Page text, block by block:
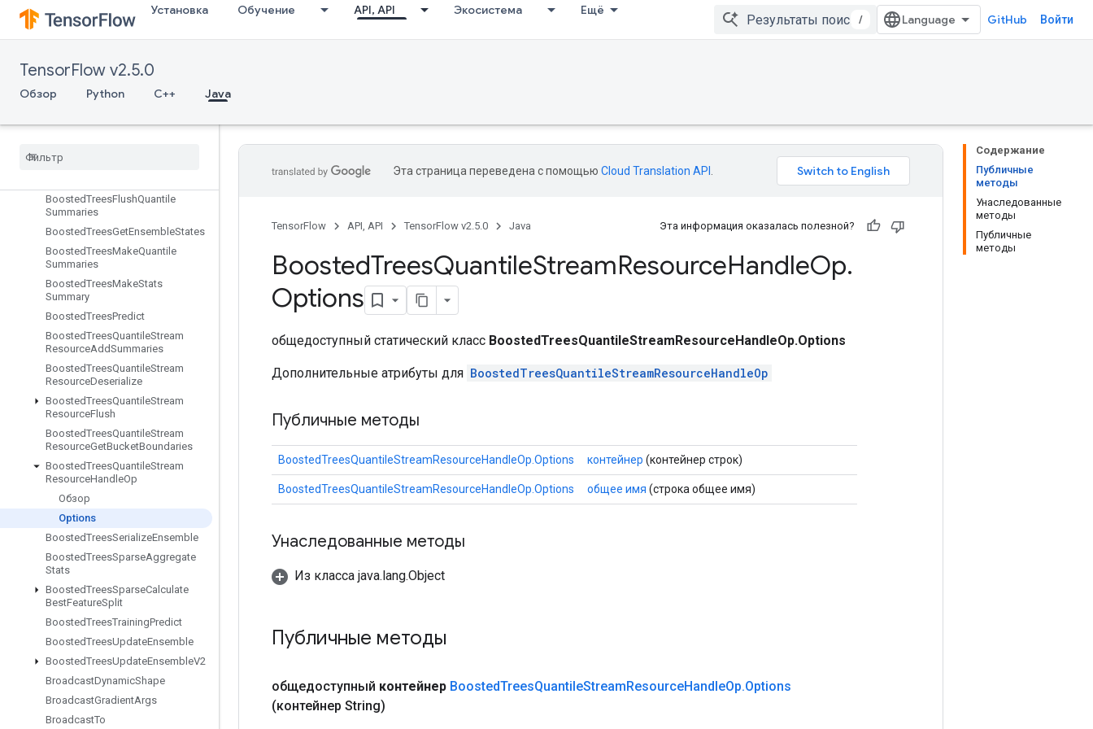
Установка Обучение API, API Экосистема Ещё
/ GitHub Войти
TensorFlow v2.5.0
Обзор Python C++ Java
BoostedTreesCalculateBestGains
PerFeature
BoostedTreesCenterBias
BoostedTreesCreateEnsemble
Boosted TreesDeserialize
Boosted
BoostedTreesFlushQuantile
Summaries
BoostedTreesGetEnsembleStates
BoostedTreesMakeQuantile
Summaries
BoostedTreesMakeStats
Summary
BoostedTreesPredict
BoostedTreesQuantileStream
ResourceAddSummaries
BoostedTreesQuantileStream
ResourceDeserialize
BoostedTreesQuantileStream
ResourceFlush
BoostedTreesQuantileStream
ResourceGetBucketBoundaries
BoostedTreesQuantileStream
ResourceHandleOp
Обзор
Options
BoostedTreesSerializeEnsemble
BoostedTreesSparseAggregate
Stats
BoostedTreesSparseCalculate
BestFeatureSplit
BoostedTreesTrainingPredict
BoostedTreesUpdateEnsemble
BoostedTreesUpdateEnsembleV2
BroadcastDynamicShape
BroadcastGradientArgs
BroadcastTo
Содержание
Публичные
методы
Унаследованные
методы
Публичные
методы
Эта страница переведена с помощью Cloud Translation API
TensorFlow API, API TensorFlow v2.5.0 Java Эта информация оказалась полезной?
BoostedTreesQuantileStreamResourceHandleOp.
Options
общедоступный статический класс BoostedTreesQuantileStreamResourceHandleOp.Options
Дополнительные атрибуты для BoostedTreesQuantileStreamResourceHandleOp
Публичные методы
BoostedTreesQuantileStreamResourceHandleOp.Options контейнер (контейнер строк)
BoostedTreesQuantileStreamResourceHandleOp.Options общее имя (строка общее имя)
Унаследованные методы
Из класса java.lang.Object
Публичные методы
общедоступный контейнер BoostedTreesQuantileStreamResourceHandleOp.Options
(контейнер String)